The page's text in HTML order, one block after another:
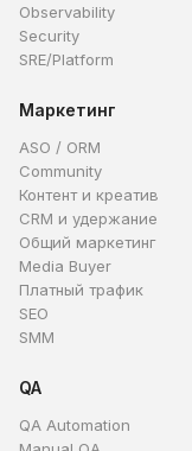
Observability
Security
SRE/Platform
Маркетинг
ASO / ORM
Community
Контент и креатив
CRM и удержание
Общий маркетинг
Media Buyer
Платный трафик
SEO
SMM
QA
QA Automation